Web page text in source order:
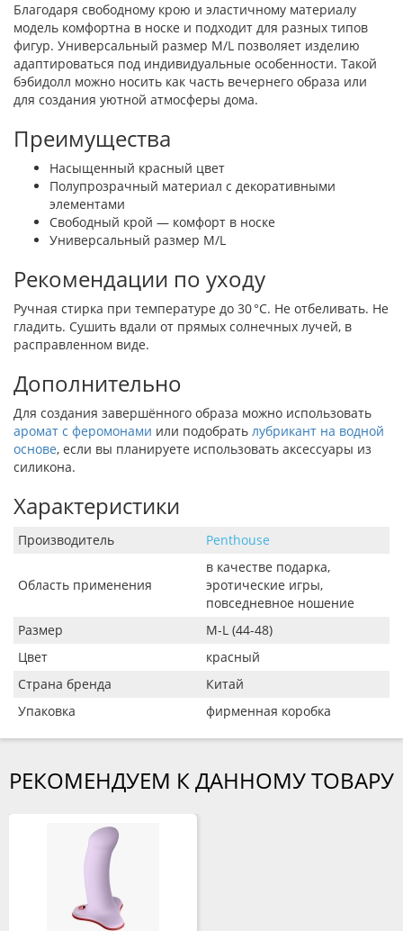
Благодаря свободному крою и эластичному материалу
модель комфортна в носке и подходит для разных типов
фигур. Универсальный размер M/L позволяет изделию
адаптироваться под индивидуальные особенности. Такой
бэбидолл можно носить как часть вечернего образа или
для создания уютной атмосферы дома.
Преимущества
Насыщенный красный цвет
Полупрозрачный материал с декоративными
элементами
Свободный крой — комфорт в носке
Универсальный размер M/L
Рекомендации по уходу
Ручная стирка при температуре до 30 °C. Не отбеливать. Не
гладить. Сушить вдали от прямых солнечных лучей, в
расправленном виде.
Дополнительно
Для создания завершённого образа можно использовать
аромат с феромонами или подобрать лубрикант на водной
основе, если вы планируете использовать аксессуары из
силикона.
Характеристики
Производитель Penthouse
Область применения
в качестве подарка,
эротические игры,
повседневное ношение
Размер
M-L (44-48)
Цвет
красный
Страна бренда
Китай
Упаковка
фирменная коробка
РЕКОМЕНДУЕМ К ДАННОМУ ТОВАРУ